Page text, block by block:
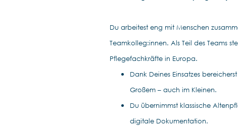
Du arbeitest eng mit Menschen
Teamkolleg:innen. Als Teil des Teams
Pflegefachkräfte in Europa.
Dank Deines Einsatzes
Großem – auch im Kleinen.
Du übernimmst klassische
digitale Dokumentation.